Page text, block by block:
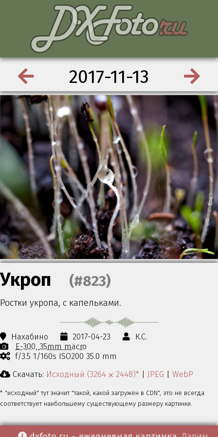
2017-11-13
Укроп (#823)
Ростки укропа, с капельками.
Нахабино 2017-04-23
К.С.
E-300 35mm macro
f/3.5 1/160s ISO200 35.0 mm
Скачать: Исходный (3264 ⨉ 2448)* | JPEG | WebP
* "исходный" тут значит "такой, какой загружен в CDN", это не всегда
соответствует наибольшему существующему размеру картинки.